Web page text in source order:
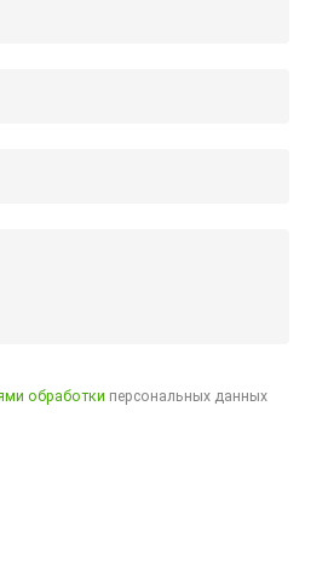
обработки персональных данных